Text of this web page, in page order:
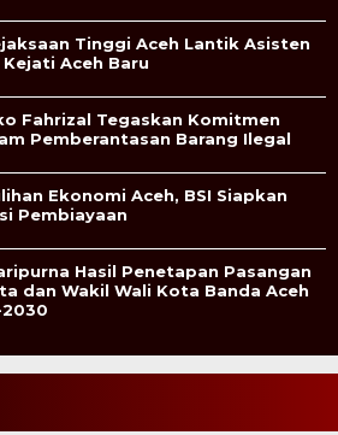
Tinggi Aceh Lantik Asisten
Aceh Baru
Fahrizal Tegaskan Komitmen
Pemberantasan Barang Ilegal
Ekonomi Aceh, BSI Siapkan
Pembiayaan
Hasil Penetapan Pasangan
dan Wakil Wali Kota Banda Aceh